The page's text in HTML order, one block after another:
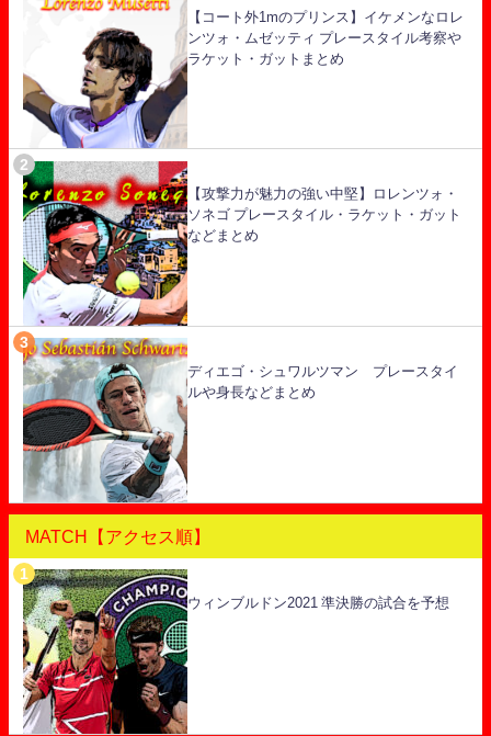
【コート外1mのプリンス】イケメンなロレ
ンツォ・ムゼッティ プレースタイル考察や
ラケット・ガットまとめ
【攻撃力が魅力の強い中堅】ロレンツォ・
ソネゴ プレースタイル・ラケット・ガット
などまとめ
ディエゴ・シュワルツマン プレースタイ
ルや身長などまとめ
MATCH【アクセス順】
ウィンブルドン2021 準決勝の試合を予想